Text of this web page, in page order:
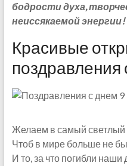
бодрости духа,
неиссякаемой энергии!
Красивые
поздравления
Желаем в самый
Чтоб в мире больше не
И то, за что погибли наши